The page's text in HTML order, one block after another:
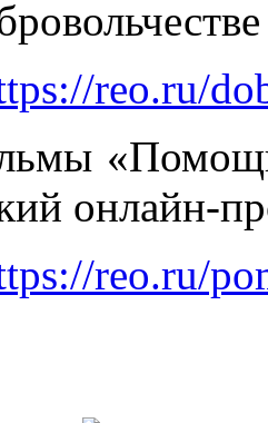
reo.ru/
онлайн-
reo.ru/